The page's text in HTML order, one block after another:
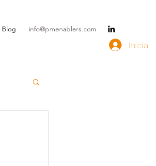
Blog info@pmenablers.com
Iniciar